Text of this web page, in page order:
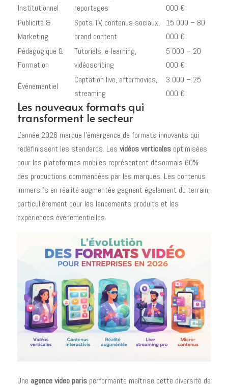
Institutionnel
reportages
000 €
Publicité &
Marketing
Spots TV, contenus sociaux,
brand content
15 000 – 80
000 €
Pédagogique &
Formation
Tutoriels, e-learning,
vidéoscribing
5 000 – 20
000 €
Événementiel
Captation live, aftermovies,
streaming
3 000 – 25
000 €
Les nouveaux formats qui
transforment le secteur
L'année 2026 marque l'émergence de formats innovants qui
redéfinissent les standards. Les vidéos verticalesoptimisées
pour les plateformes mobiles représentent désormais 60%
des productions commandées par les marques. Les contenus
immersifs en réalité augmentée gagnent également du terrain,
particulièrement pour les lancements produits et les
expériences événementielles.
Une agence video parisperformante maîtrise cette diversité de